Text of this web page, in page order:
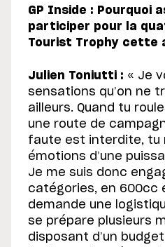
GP Inside : Pourquoi
participer pour la
Tourist Trophy cette
Julien Toniutti : « Je
sensations qu’on ne
ailleurs. Quand tu
une route de
faute est interdite, tu
émotions d’une
Je me suis donc
catégories, en 600cc
demande une
se prépare plusieurs
disposant d’un